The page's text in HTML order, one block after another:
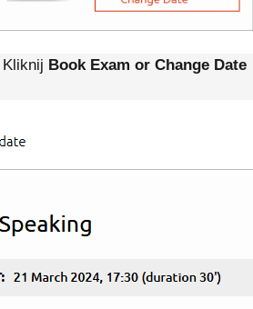
Book Exam or Change Date